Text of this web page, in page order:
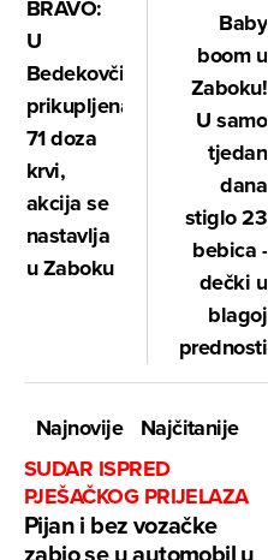
BRAVO:
U
Bedekovčini
prikupljena
71 doza
krvi,
akcija se
nastavlja
u Zaboku
Baby
boom u
Zaboku!
U samo
tjedan
dana
stiglo 23
bebica -
dečki u
blagoj
prednosti
Najnovije
Najčitanije
SUDAR ISPRED
PJEŠAČKOG PRIJELAZA
Pijan i bez vozačke